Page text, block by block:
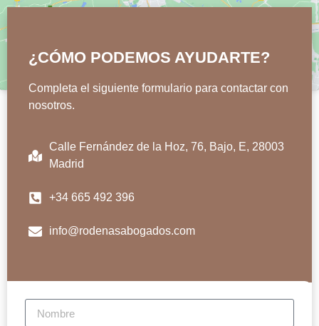
¿CÓMO PODEMOS AYUDARTE?
Completa el siguiente formulario para contactar con
nosotros.
Calle Fernández de la Hoz, 76, Bajo, E, 28003
Madrid
+34 665 492 396
info@rodenasabogados.com